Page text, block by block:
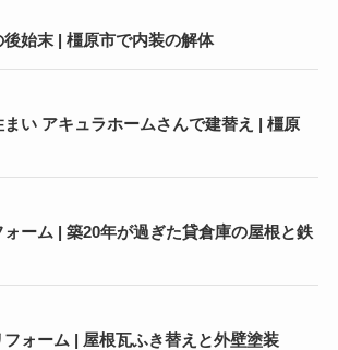
始末 | 橿原市で内装の解体
い アキュラホームさんで建替え | 橿原
ーム | 築20年が過ぎた貸倉庫の屋根と鉄
ォーム | 屋根瓦ふき替えと外壁塗装